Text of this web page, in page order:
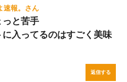
報。
っと苦手
入ってるのはすごく美味
返信する